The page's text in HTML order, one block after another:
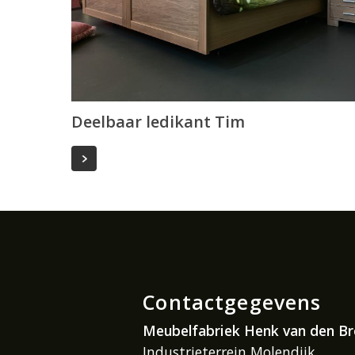
Deelbaar ledikant Tim
Contactgegevens
Meubelfabriek Henk van den